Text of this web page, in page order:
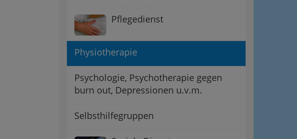
Pflegedienst
Physiotherapie
Psychologie, Psychotherapie gegen
burn out, Depressionen u.v.m.
Selbsthilfegruppen